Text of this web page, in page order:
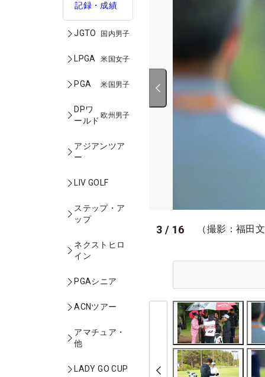
記録・成績
JGTO 国内男子
LPGA 米国女子
PGA 米国男子
DPワ
ールド
欧州男子
アジアンツア
ー
LIV GOLF
ステップ・ア
ップ
ネクストヒロ
イン
PGAシニア
ACNツアー
アマチュア・
他
LADY GO CUP
3 / 16 （撮影：福田